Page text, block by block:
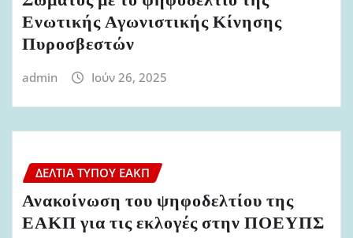
Ενωτικής Αγωνιστικής Κίνησης
Πυροσβεστών
admin Ιούν 26, 2025
ΔΕΛΤΊΑ ΤΎΠΟΥ ΕΑΚΠ
Ανακοίνωση του ψηφοδελτίου της
ΕΑΚΠ για τις εκλογές στην ΠΟΕΥΠΣ